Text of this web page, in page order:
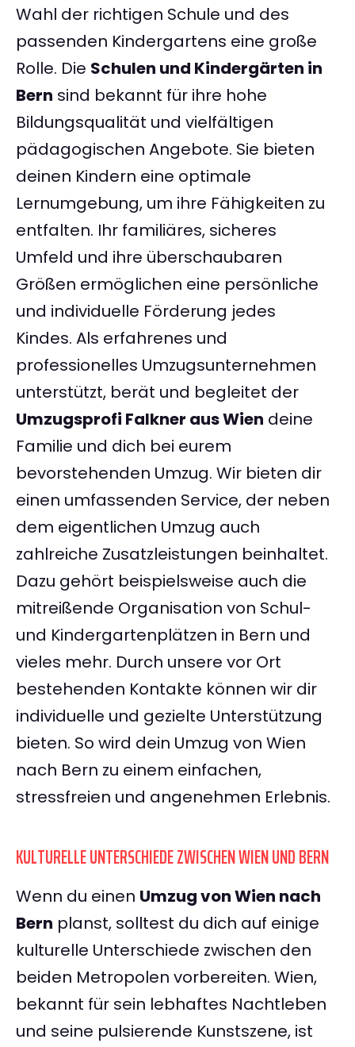
Wahl der richtigen Schule und des
passenden Kindergartens eine große
Rolle. Die Schulen und Kindergärten in
Bern sind bekannt für ihre hohe
Bildungsqualität und vielfältigen
pädagogischen Angebote. Sie bieten
deinen Kindern eine optimale
Lernumgebung, um ihre Fähigkeiten zu
entfalten. Ihr familiäres, sicheres
Umfeld und ihre überschaubaren
Größen ermöglichen eine persönliche
und individuelle Förderung jedes
Kindes. Als erfahrenes und
professionelles Umzugsunternehmen
unterstützt, berät und begleitet der
Umzugsprofi Falkner aus Wien deine
Familie und dich bei eurem
bevorstehenden Umzug. Wir bieten dir
einen umfassenden Service, der neben
dem eigentlichen Umzug auch
zahlreiche Zusatzleistungen beinhaltet.
Dazu gehört beispielsweise auch die
mitreißende Organisation von Schul-
und Kindergartenplätzen in Bern und
vieles mehr. Durch unsere vor Ort
bestehenden Kontakte können wir dir
individuelle und gezielte Unterstützung
bieten. So wird dein Umzug von Wien
nach Bern zu einem einfachen,
stressfreien und angenehmen Erlebnis.
KULTURELLE UNTERSCHIEDE ZWISCHEN WIEN UND BERN
Wenn du einen Umzug von Wien nach
Bern planst, solltest du dich auf einige
kulturelle Unterschiede zwischen den
beiden Metropolen vorbereiten. Wien,
bekannt für sein lebhaftes Nachtleben
und seine pulsierende Kunstszene, ist